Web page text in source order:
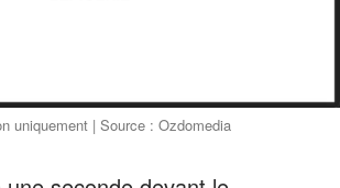
uniquement | Source : Ozdomedia